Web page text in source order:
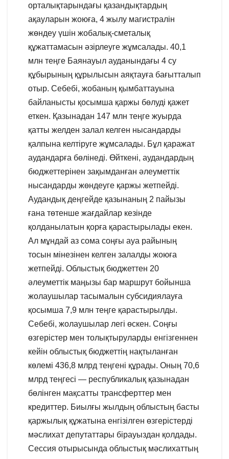
орталықтарындағы қазандықтардың
ақауларын жоюға, 4 жылу магистралін
жөндеу үшін жобалық-сметалық
құжаттамасын әзірлеуге жұмсалады. 40,1
млн теңге Баянауыл ауданындағы 4 су
құбырының құрылысын аяқтауға бағытталып
отыр. Себебі, жобаның қымбаттауына
байланысты қосымша қаржы бөлуді қажет
еткен. Қазынадан 147 млн теңге жуырда
қатты желден залал келген нысандарды
қалпына келтіруге жұмсалады. Бұл қаражат
аудандарға бөлінеді. Өйткені, аудандардың
бюджеттерінен зақымданған әлеуметтік
нысандарды жөндеуге қаржы жетпейді.
Аудандық деңгейде қазынаның 2 пайызы
ғана төтенше жағдайлар кезінде
қолданылатын қорға қарастырылады екен.
Ал мұндай аз сома соңғы ауа райының
тосын мінезінен келген залалды жоюға
жетпейді. Облыстық бюджеттен 20
әлеуметтік маңызы бар маршрут бойынша
жолаушылар тасымалын субсидиялауға
қосымша 7,9 млн теңге қарастырылды.
Себебі, жолаушылар легі өскен. Соңғы
өзгерістер мен толықтыруларды енгізгеннен
кейін облыстық бюджеттің нақтыланған
көлемі 436,8 млрд теңгені құрады. Оның 70,6
млрд теңгесі — республикалық қазынадан
бөлінген мақсатты трансферттер мен
кредиттер. Биылғы жылдың облыстың басты
қаржылық құжатына енгізілген өзгерістерді
мәслихат депутаттары бірауыздан қолдады.
Сессия отырысында облыстық мәслихаттың